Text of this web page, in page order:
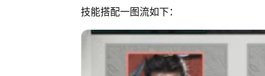
技能搭配一图流如下：